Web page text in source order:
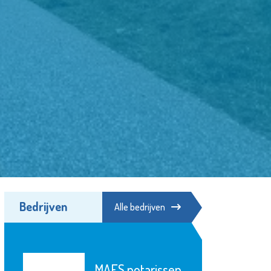
Bedrijven Alle bedrijven